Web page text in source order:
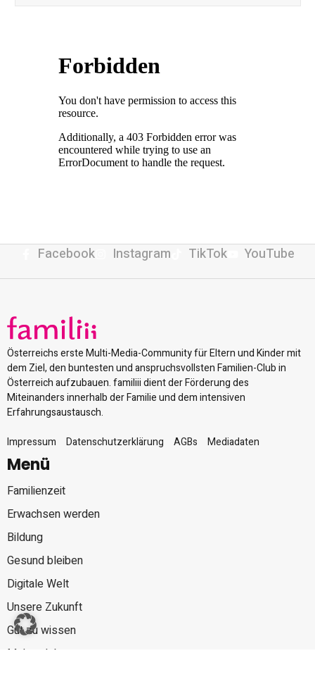
Facebook Instagram TikTok YouTube
Österreichs erste Multi-Media-Community für Eltern und Kinder mit
dem Ziel, den buntesten und anspruchsvollsten Familien-Club in
Österreich aufzubauen. familiii dient der Förderung des
Miteinanders innerhalb der Familie und dem intensiven
Erfahrungsaustausch.
Impressum
Datenschutzerklärung AGBs Mediadaten
Menü
Familienzeit
Erwachsen werden
Bildung
Gesund bleiben
Digitale Welt
Unsere Zukunft
Gut zu wissen
Mehr erleben